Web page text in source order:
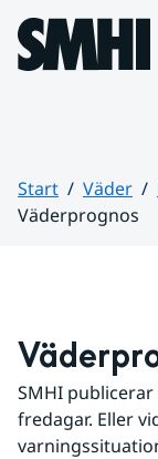
Hoppa till sidans
Start Väder
Väderprognos
SMHI
fredagar. Eller